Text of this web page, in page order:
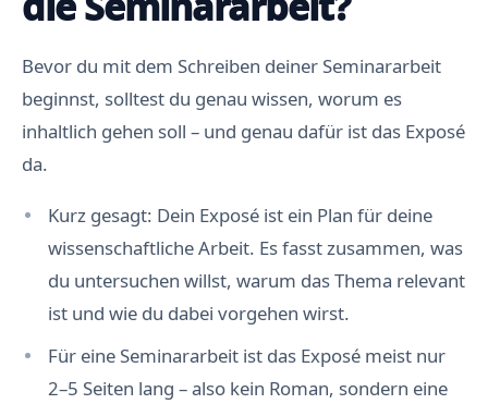
Bevor du mit dem Schreiben deiner Seminararbeit
beginnst, solltest du genau wissen, worum es
inhaltlich gehen soll – und genau dafür ist das Exposé
da.
Kurz gesagt: Dein Exposé ist ein Plan für deine
wissenschaftliche Arbeit. Es fasst zusammen, was
du untersuchen willst, warum das Thema relevant
ist und wie du dabei vorgehen wirst.
Für eine Seminararbeit ist das Exposé meist nur
2–5 Seiten lang – also kein Roman, sondern eine